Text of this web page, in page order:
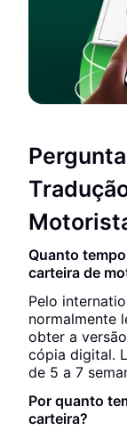
Quanto
carteira de
Pelo
normalmente
obter a
cópia digital.
de 5 a 7
Por quanto
carteira?